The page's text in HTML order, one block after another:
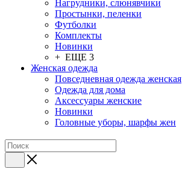
Нагрудники, слюнявчики
Простынки, пеленки
Футболки
Комплекты
Новинки
+ ЕЩЕ 3
Женская одежда
Повседневная одежда женская
Одежда для дома
Аксессуары женские
Новинки
Головные уборы, шарфы жен